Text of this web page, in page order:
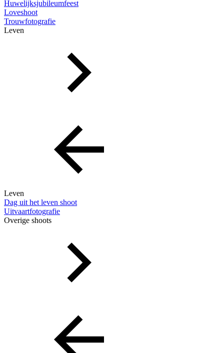
Huwelijksjubileumfeest
Loveshoot
Trouwfotografie
Leven
Leven
Dag uit het leven shoot
Uitvaartfotografie
Overige shoots